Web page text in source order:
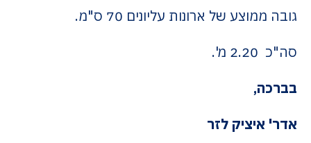
גובה ממוצע של ארונות עליונים 70 ס"מ.
סה"כ 2.20 מ'.
בברכה,
אדר' איציק לזר